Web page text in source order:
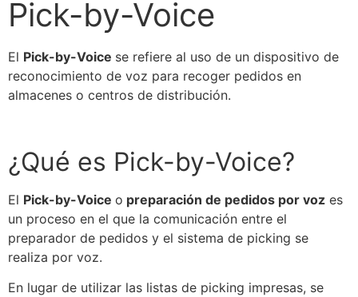
Pick-by-Voice
El Pick-by-Voice se refiere al uso de un dispositivo de
reconocimiento de voz para recoger pedidos en
almacenes o centros de distribución.
¿Qué es Pick-by-Voice?
El Pick-by-Voice o preparación de pedidos por voz es
un proceso en el que la comunicación entre el
preparador de pedidos y el sistema de picking se
realiza por voz.
En lugar de utilizar las listas de picking impresas, se